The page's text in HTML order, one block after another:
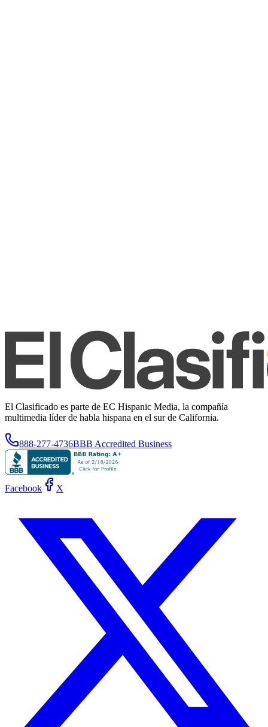
El Clasificado es parte de EC Hispanic Media, la compañía
multimedia líder de habla hispana en el sur de California.
888-277-4736BBB Accredited Business
Facebook X